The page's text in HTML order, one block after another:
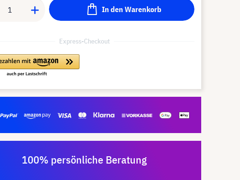
In den Warenkorb
Express-Checkout
100% persönliche Beratung